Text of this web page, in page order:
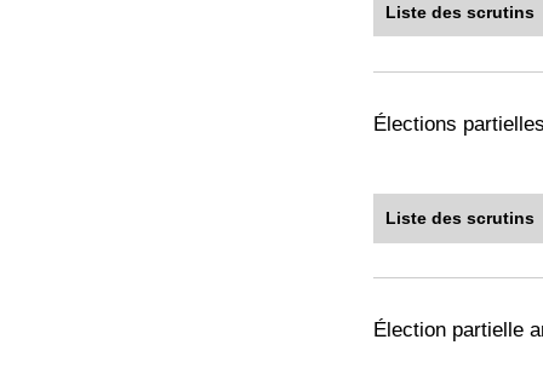
Liste des scrutins
Élections
Liste des scrutins
Élection partielle